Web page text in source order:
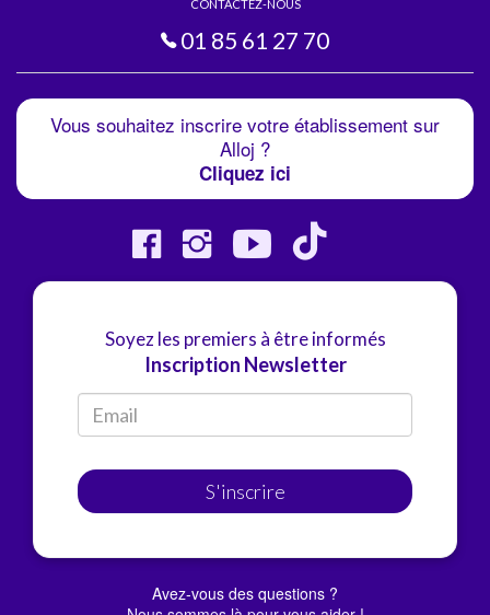
CONTACTEZ-NOUS
01 85 61 27 70
Vous souhaitez inscrire votre établissement sur
Alloj ?
Cliquez ici
Soyez les premiers à être informés
Inscription Newsletter
S'inscrire
Avez-vous des questions ?